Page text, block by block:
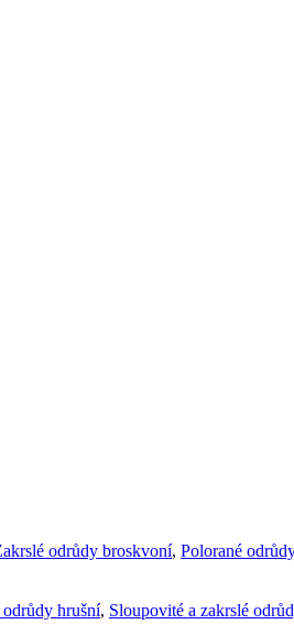
odrůdy broskvoní, Polorané
hrušní, Sloupovité a zakrslé